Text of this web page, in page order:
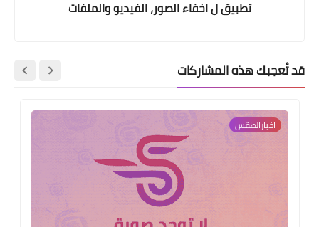
تطبيق ل اخفاء الصور، الفيديو والملفات
قد تُعجبك هذه المشاركات
اخبارالطقس